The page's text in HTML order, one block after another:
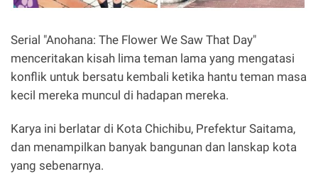
Serial "Anohana: The Flower We Saw That Day"
menceritakan kisah lima teman lama yang mengatasi
konflik untuk bersatu kembali ketika hantu teman masa
kecil mereka muncul di hadapan mereka.
Karya ini berlatar di Kota Chichibu, Prefektur Saitama,
dan menampilkan banyak bangunan dan lanskap kota
yang sebenarnya.